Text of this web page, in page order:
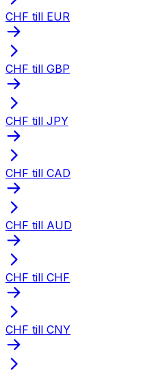
CHF till EUR
CHF till GBP
CHF till JPY
CHF till CAD
CHF till AUD
CHF till CHF
CHF till CNY